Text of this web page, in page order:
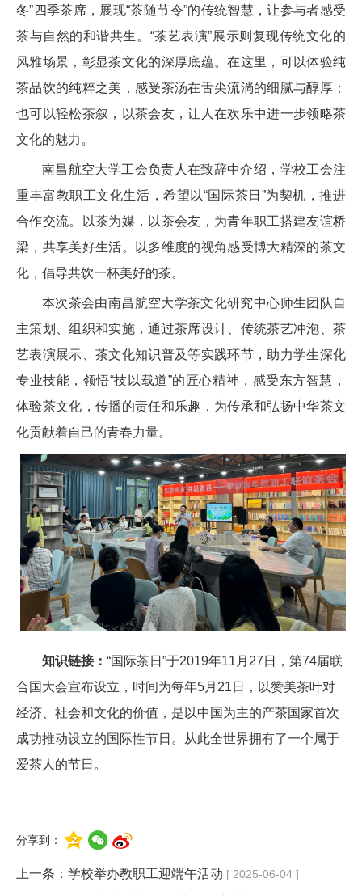
冬”四季茶席，展现“茶随节令”的传统智慧，让参与者感受
茶与自然的和谐共生。“茶艺表演”展示则复现传统文化的
风雅场景，彰显茶文化的深厚底蕴。在这里，可以体验纯
茶品饮的纯粹之美，感受茶汤在舌尖流淌的细腻与醇厚；
也可以轻松茶叙，以茶会友，让人在欢乐中进一步领略茶
文化的魅力。
南昌航空大学工会负责人在致辞中介绍，学校工会注
重丰富教职工文化生活，希望以“国际茶日”为契机，推进
合作交流。以茶为媒，以茶会友，为青年职工搭建友谊桥
梁，共享美好生活。以多维度的视角感受博大精深的茶文
化，倡导共饮一杯美好的茶。
本次茶会由南昌航空大学茶文化研究中心师生团队自
主策划、组织和实施，通过茶席设计、传统茶艺冲泡、茶
艺表演展示、茶文化知识普及等实践环节，助力学生深化
专业技能，领悟“技以载道”的匠心精神，感受东方智慧，
体验茶文化，传播的责任和乐趣，为传承和弘扬中华茶文
化贡献着自己的青春力量。
知识链接： “国际茶日”于2019年11月27日，第74届联
合国大会宣布设立，时间为每年5月21日，以赞美茶叶对
经济、社会和文化的价值，是以中国为主的产茶国家首次
成功推动设立的国际性节日。从此全世界拥有了一个属于
爱茶人的节日。
分享到：
上一条： 学校举办教职工迎端午活动 [ 2025-06-04 ]